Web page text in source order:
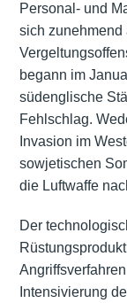
Personal- und
sich zunehmend
begann im
südenglische
Fehlschlag.
Invasion im
sowjetischen
die Luftwaffe
Der
Intensivierung